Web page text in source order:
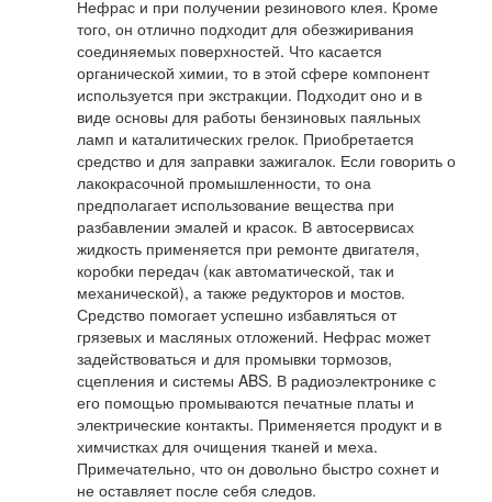
Нефрас и при получении резинового клея. Кроме
того, он отлично подходит для обезжиривания
соединяемых поверхностей. Что касается
органической химии, то в этой сфере компонент
используется при экстракции. Подходит оно и в
виде основы для работы бензиновых паяльных
ламп и каталитических грелок. Приобретается
средство и для заправки зажигалок. Если говорить о
лакокрасочной промышленности, то она
предполагает использование вещества при
разбавлении эмалей и красок. В автосервисах
жидкость применяется при ремонте двигателя,
коробки передач (как автоматической, так и
механической), а также редукторов и мостов.
Средство помогает успешно избавляться от
грязевых и масляных отложений. Нефрас может
задействоваться и для промывки тормозов,
сцепления и системы ABS. В радиоэлектронике с
его помощью промываются печатные платы и
электрические контакты. Применяется продукт и в
химчистках для очищения тканей и меха.
Примечательно, что он довольно быстро сохнет и
не оставляет после себя следов.